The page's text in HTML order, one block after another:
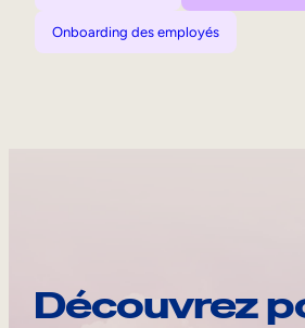
Onboarding des employés
Découvrez